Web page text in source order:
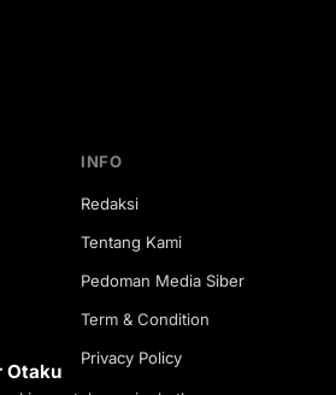
Otaku
INFO
Redaksi
Tentang Kami
Pedoman Media Siber
Term & Condition
Privacy Policy